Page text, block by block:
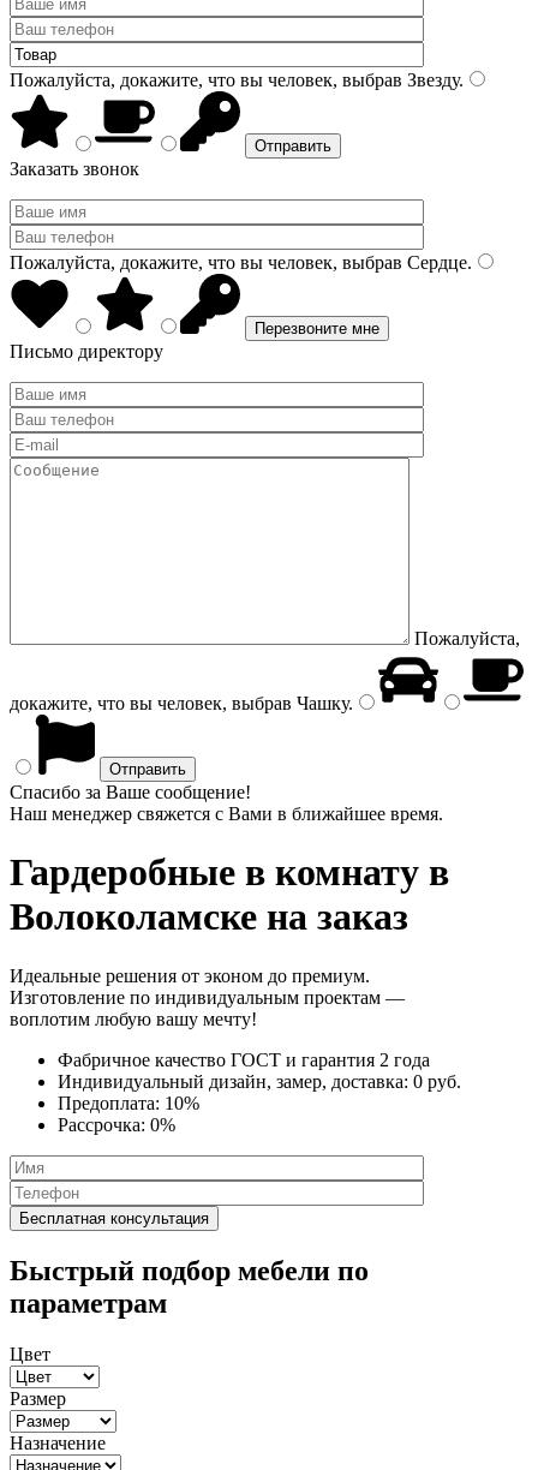
Пожалуйста, докажите, что вы человек, выбрав Звезду.
Заказать звонок
Пожалуйста, докажите, что вы человек, выбрав Сердце.
Письмо директору
Пожалуйста,
докажите, что вы человек, выбрав Чашку.
Спасибо за Ваше сообщение!
Наш менеджер свяжется с Вами в ближайшее время.
Гардеробные в комнату в
Волоколамске на заказ
Идеальные решения от эконом до премиум.
Изготовление по индивидуальным проектам —
воплотим любую вашу мечту!
Фабричное качество ГОСТ и гарантия 2 года
Индивидуальный дизайн, замер, доставка: 0 руб.
Предоплата: 10%
Рассрочка: 0%
Быстрый подбор мебели по
параметрам
Цвет
Размер
Назначение